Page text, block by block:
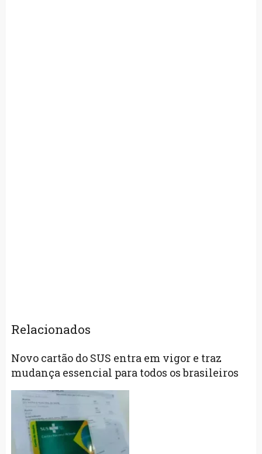
Relacionados
Novo cartão do SUS entra em vigor e traz
mudança essencial para todos os brasileiros